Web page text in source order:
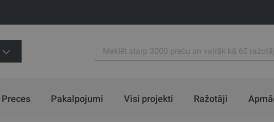
Preces Pakalpojumi Visi projekti Ražotāji